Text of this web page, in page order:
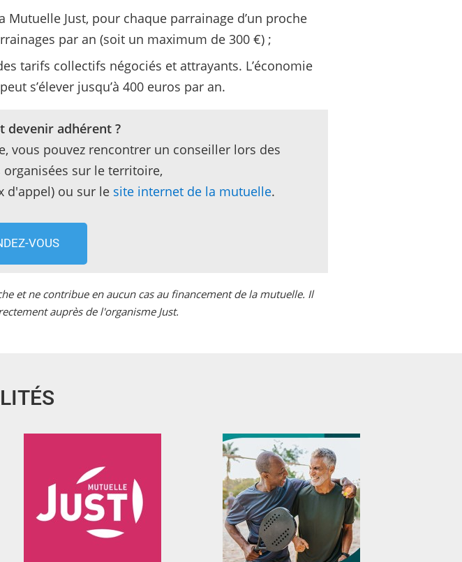
Just, pour chaque parrainage d’un proche
par an (soit un maximum de 300 €) ;
tarifs collectifs négociés et attrayants. L’économie
s’élever jusqu’à 400 euros par an.
devenir adhérent ?
vous pouvez rencontrer un conseiller lors des
sur le territoire,
d'appel) ou sur le site internet de la mutuelle.
VOUS
et ne contribue en aucun cas au financement de la mutuelle. Il
auprès de l'organisme Just.